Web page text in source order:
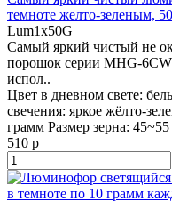
темноте желто-зеленым,
Lum1x50G
Самый яркий чистый не
порошок серии MHG-
испол..
Цвет в дневном свете:
свечения: яркое жёлто-
грамм Размер зерна:
510 р